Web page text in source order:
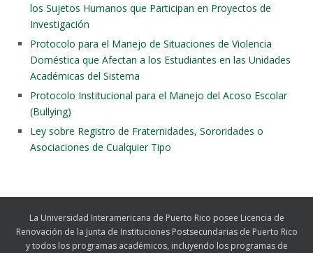
los Sujetos Humanos que Participan en Proyectos de
Investigación
Protocolo para el Manejo de Situaciones de Violencia
Doméstica que Afectan a los Estudiantes en las Unidades
Académicas del Sistema
Protocolo Institucional para el Manejo del Acoso Escolar
(Bullying)
Ley sobre Registro de Fraternidades, Sororidades o
Asociaciones de Cualquier Tipo
La Universidad Interamericana de Puerto Rico posee Licencia de
Renovación de la Junta de Instituciones Postsecundarias de Puerto Rico
y todos los programas académicos, incluyendo los programas de